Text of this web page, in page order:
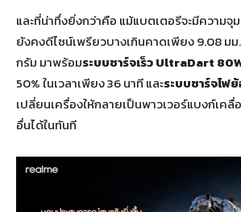
และที่น่าทึ่งยิ่งกว่าคือ แม้แบตเตอรีจะมีความจุ
ยังคงดีไซน์เพรียวบางเกินคาดเพียง 9.08 มม
กรัม มาพร้อมระบบชาร์จเร็วUltraDart 80
50% ในเวลาเพียง 36 นาที และระบบชาร์จไฟ
เปลี่ยนเครื่องให้กลายเป็นพาวเวอร์แบงก์เ
อื่นได้ในทันที